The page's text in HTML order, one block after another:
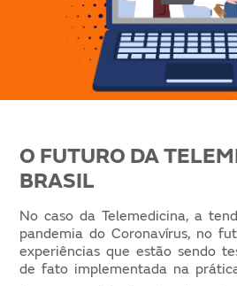
O FUTURO DA
BRASIL
No caso da Telemedicina, a
pandemia do Coronavírus, no
experiências que estão sendo
de fato implementada na